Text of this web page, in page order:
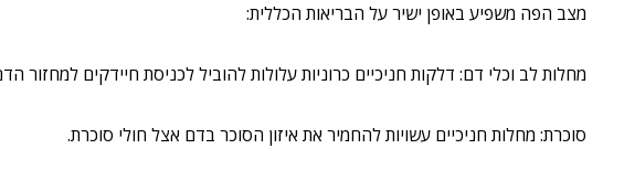
מצב הפה משפיע באופן ישיר על הבריאות הכללית:
מחלות לב וכלי דם: דלקות חניכיים כרוניות עלולות להוביל לכניסת חיידקים למחזור
סוכרת: מחלות חניכיים עשויות להחמיר את איזון הסוכר בדם אצל חולי סוכרת.